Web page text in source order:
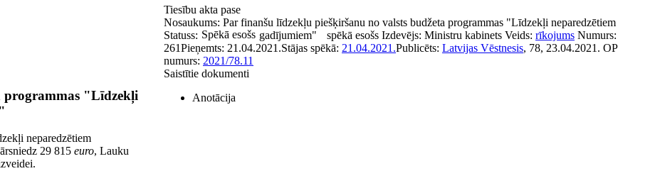
programmas "Līdzekļi
neparedzētiem
29 815 euro, Lauku
Tiesību akta pase
Nosaukums: Par finanšu līdzekļu piešķiršanu no valsts budžeta programmas "Līdzekļi neparedzētiem
gadījumiem"
Statuss: Spēkā esošs spēkā esošs Izdevējs: Ministru kabinets Veids: rīkojums Numurs:
261Pieņemts: 21.04.2021.Stājas spēkā: 21.04.2021.Publicēts: Latvijas Vēstnesis, 78, 23.04.2021. OP
numurs: 2021/78.11
Saistītie dokumenti
Anotācija